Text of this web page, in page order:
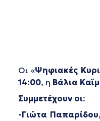
Οι «Ψηφιακές
14:00, η Βάλια
Συμμετέχουν οι:
-Γιώτα Παπαρίδου